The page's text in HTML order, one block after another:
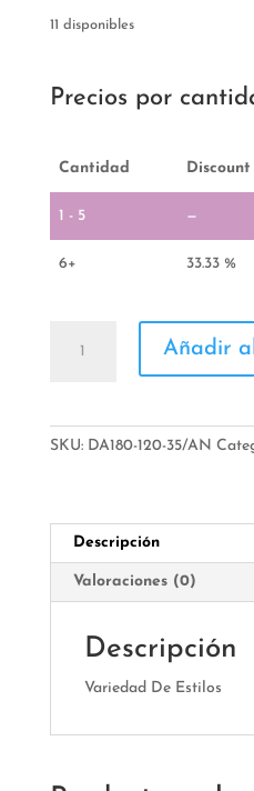
11 disponibles
Precios por
Cantidad Discount
1 - 5 —
6+ 33.33 %
Infantil
Añadir
SKU: DA180-120-35/AN
Descripción
Valoraciones (0)
Descripción
Variedad De Estilos